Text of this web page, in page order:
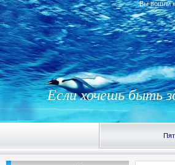
Вы вошли
Если хочешь быть